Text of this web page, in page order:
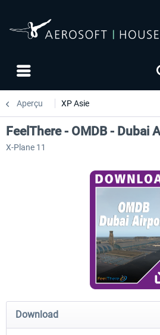
Aperçu XP Asie
RJAA Tokyo Narita XP
FeelThere - OMDB - Dubai
X-Plane 11
Download